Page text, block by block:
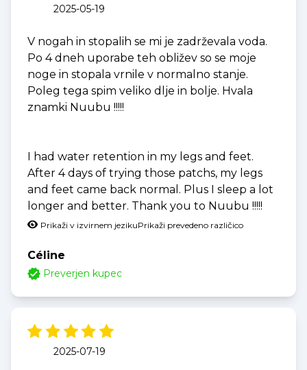
2025-05-19
V nogah in stopalih se mi je zadrževala voda.
Po 4 dneh uporabe teh obližev so se moje
noge in stopala vrnile v normalno stanje.
Poleg tega spim veliko dlje in bolje. Hvala
znamki Nuubu !!!!!
I had water retention in my legs and feet.
After 4 days of trying those patchs, my legs
and feet came back normal. Plus I sleep a lot
longer and better. Thank you to Nuubu !!!!!
Prikaži v izvirnem jezikuPrikaži prevedeno različico
Céline
Preverjen kupec
2025-07-19